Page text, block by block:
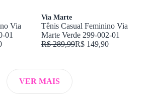
Via
01
Via Marte
Tênis Casual Feminino Via
Marte Verde 299-002-01
R$ 289,99R$ 149,90
VER MAIS